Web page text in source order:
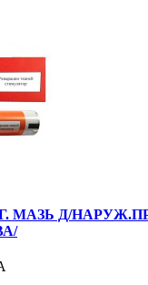
МАЗЬ Д/